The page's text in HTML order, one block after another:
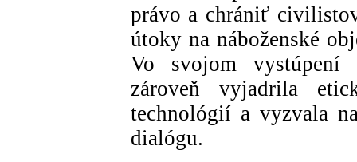
právo a chrániť
útoky na náboženské
Vo svojom vystúpení
zároveň vyjadrila
technológií a vyzvala
dialógu.